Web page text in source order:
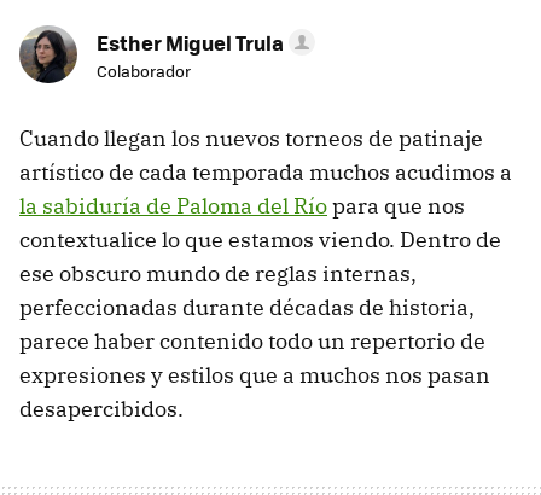
Esther Miguel Trula
Colaborador
Cuando llegan los nuevos torneos de patinaje
artístico de cada temporada muchos acudimos a
la sabiduría de Paloma del Ríopara que nos
contextualice lo que estamos viendo. Dentro de
ese obscuro mundo de reglas internas,
perfeccionadas durante décadas de historia,
parece haber contenido todo un repertorio de
expresiones y estilos que a muchos nos pasan
desapercibidos.